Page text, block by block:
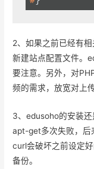
2、如果之前已经有
新建站点配置文件。
要注意。另外，对
频的需求，放宽对上
3、edusoho的安装
apt-get多次失败，后
curl会破坏之前设定
备份。